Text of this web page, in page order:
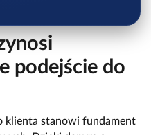
podejście do
klienta stanowi fundament